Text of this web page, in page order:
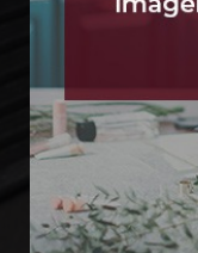
Recuérdame